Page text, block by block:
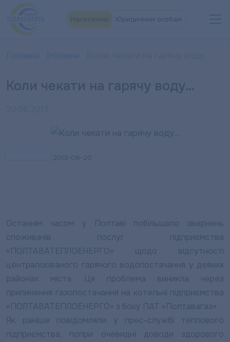
Юридичним особам
Коли чекати на гарячу воду…
2013-06-20
Останнім часом у Полтаві побільшало звернень
споживачів послуг підприємства
«ПОЛТАВАТЕПЛОЕНЕРГО» щодо відсутності
централізованого гарячого водопостачання у деяких
районах міста. Ця проблема виникла через
припинення газопостачання на котельні підприємства
«ПОЛТАВАТЕПЛОЕНЕРГО» з боку ПАТ «Полтавагаз».
Як раніше повідомляли у прес-службі теплового
підприємства, попри очевидні доводи здорового